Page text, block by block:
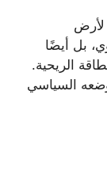
لأرض
بل أيضًا
الريحية.
وضعه السياسي